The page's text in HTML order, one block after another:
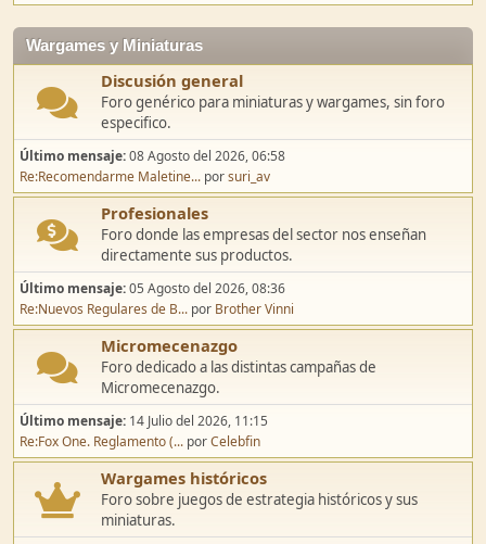
Wargames y Miniaturas
Discusión general
Foro genérico para miniaturas y wargames, sin foro
especifico.
Último mensaje:08 Agosto del 2026, 06:58
Re:Recomendarme Maletine... porsuri_av
Profesionales
Foro donde las empresas del sector nos enseñan
directamente sus productos.
Último mensaje:05 Agosto del 2026, 08:36
Re:Nuevos Regulares de B... por Brother Vinni
Micromecenazgo
Foro dedicado a las distintas campañas de
Micromecenazgo.
Último mensaje: 14 Julio del 2026, 11:15
Re:Fox One. Reglamento (... porCelebfin
Wargames históricos
Foro sobre juegos de estrategia históricos y sus
miniaturas.